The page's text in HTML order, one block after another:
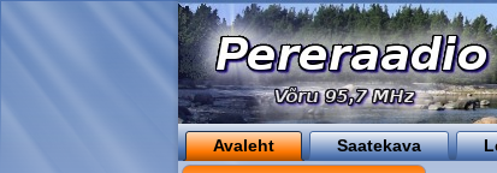
Avaleht Saatekava